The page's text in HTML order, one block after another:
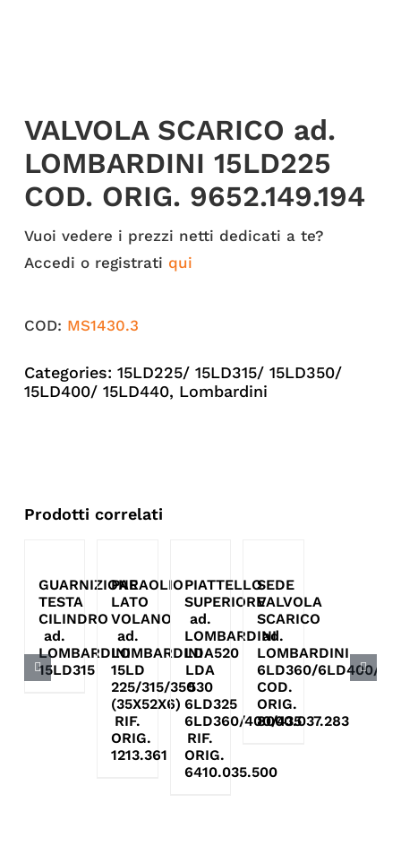
VALVOLA SCARICO ad.
LOMBARDINI 15LD225
COD. ORIG. 9652.149.194
Vuoi vedere i prezzi netti dedicati a te?
Accedi o registrati qui
COD: MS1430.3
Categories: 15LD225/ 15LD315/ 15LD350/
15LD400/ 15LD440, Lombardini
Prodotti correlati
GUARNIZIONE
TESTA
CILINDRO
ad.
LOMBARDINI
15LD315
PARAOLIO
LATO
VOLANO
ad.
LOMBARDINI
15LD
225/315/350
(35X52X6)
RIF.
ORIG.
1213.361
PIATTELLO
SUPERIORE
ad.
LOMBARDINI
LDA520
LDA
530
6LD325
6LD360/400/435
RIF.
ORIG.
6410.035.500
SEDE
VALVOLA
SCARICO
ad.
LOMBARDINI
6LD360/6LD400/
COD.
ORIG.
8000.037.283